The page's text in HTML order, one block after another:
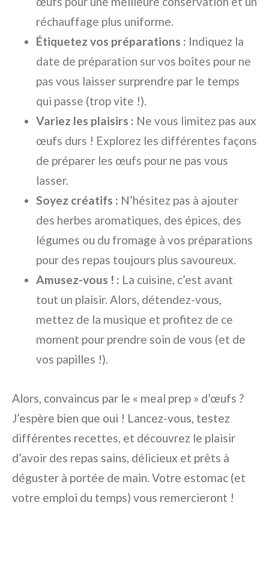
réchauffage plus uniforme.
Étiquetez vos préparations : Indiquez la
date de préparation sur vos boîtes pour ne
pas vous laisser surprendre par le temps
qui passe (trop vite !).
Variez les plaisirs : Ne vous limitez pas aux
œufs durs ! Explorez les différentes façons
de préparer les œufs pour ne pas vous
lasser.
Soyez créatifs : N’hésitez pas à ajouter
des herbes aromatiques, des épices, des
légumes ou du fromage à vos préparations
pour des repas toujours plus savoureux.
Amusez-vous ! : La cuisine, c’est avant
tout un plaisir. Alors, détendez-vous,
mettez de la musique et profitez de ce
moment pour prendre soin de vous (et de
vos papilles !).
Alors, convaincus par le « meal prep » d’œufs ?
J’espère bien que oui ! Lancez-vous, testez
différentes recettes, et découvrez le plaisir
d’avoir des repas sains, délicieux et prêts à
déguster à portée de main. Votre estomac (et
votre emploi du temps) vous remercieront !